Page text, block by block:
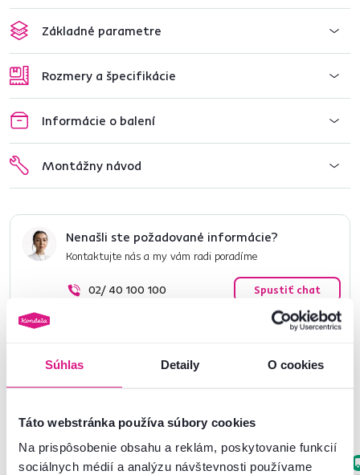
Súhlas Detaily O cookies
Táto webstránka používa súbory cookies
Na prispôsobenie obsahu a reklám, poskytovanie funkcií
sociálnych médií a analýzu návštevnosti používame
Základné parametre
Rozmery a špecifikácie
Informácie o balení
Montážny návod
Nenašli ste požadované informácie?
Kontaktujte nás a my vám radi poradíme
02/ 40 100 100 Spustiť chat
Zadarmo Zadarmo